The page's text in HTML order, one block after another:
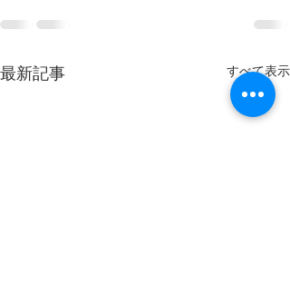
最新記事 すべて表示